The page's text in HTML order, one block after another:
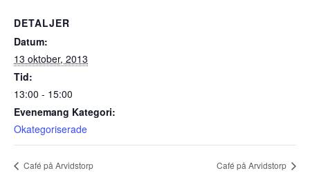
DETALJER
Datum:
13 oktober, 2013
Tid:
13:00 - 15:00
Evenemang Kategori:
Okategoriserade
Café på Arvidstorp Café på Arvidstorp